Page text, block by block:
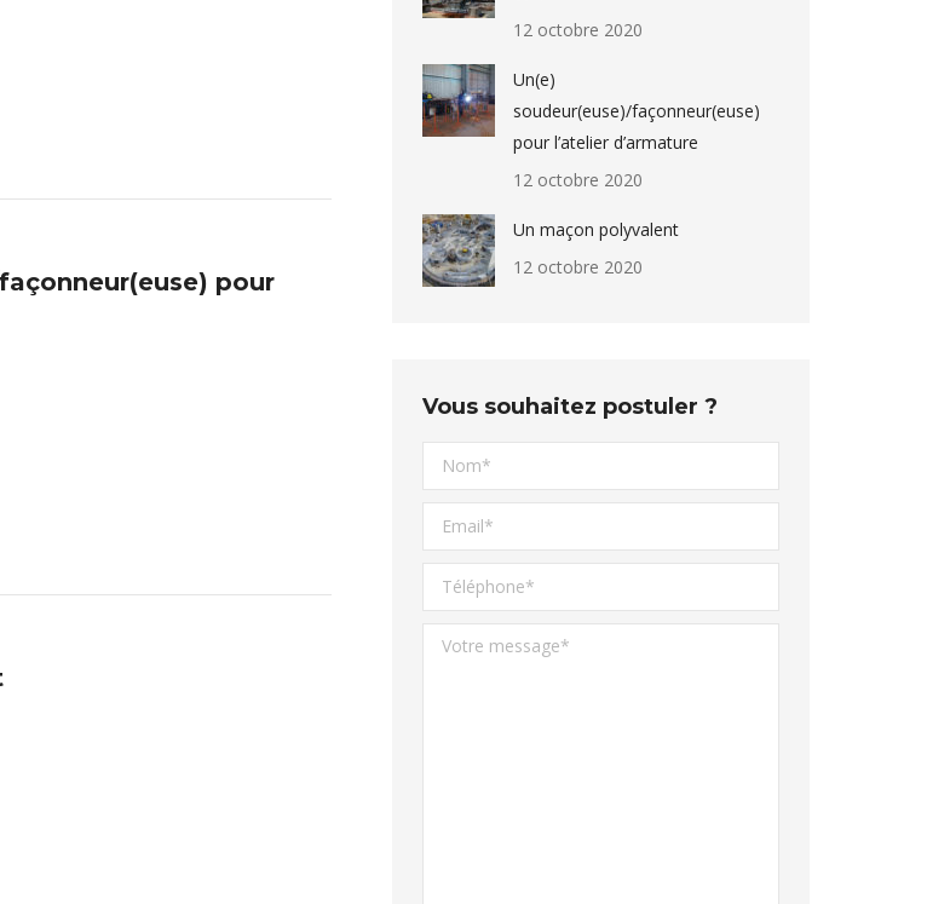
pour
12 octobre 2020
Un(e)
soudeur(euse)/façonneur(euse)
pour l’atelier d’armature
12 octobre 2020
Un maçon polyvalent
12 octobre 2020
Vous souhaitez postuler ?